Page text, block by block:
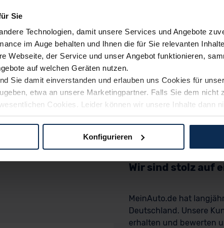
Sie
Technologien, damit unsere Services und Angebote
im Auge behalten und Ihnen die für Sie relevanten
Webseite, der Service und unser Angebot funktionieren,
auf welchen Geräten nutzen.
Sie damit einverstanden und erlauben uns Cookies für
etwa an unsere Marketingpartner. Falls Sie dem nicht
Cookies. Leider können wir unsere Inhalte dann
Weg zu Ihrem Neuwagen unterstützen. Sie können die
außerhalb der EU zu übermitteln oder dort verarbeiten zu
der EU erfolgt, erfolgt dies ausschließlich auf der
Sie hierzu Ihre Einwilligung freiwillig erteilen. Nähere
Sie über den Kontakt zu unserem Datenschutzbeauftragten
Konfigurieren
Wir sind stolz auf
MeinAuto.de hat
Deutschland. Unsere
erhalten und bewerten